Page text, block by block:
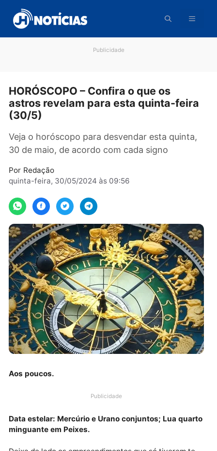
para
conteúdo
HORÓSCOPO – Confira o que os
astros revelam para esta quinta-
Veja o horóscopo para desvendar esta
30 de maio, de acordo com cada signo
quinta-feira, 30/05/2024 às 09:56
Aos poucos.